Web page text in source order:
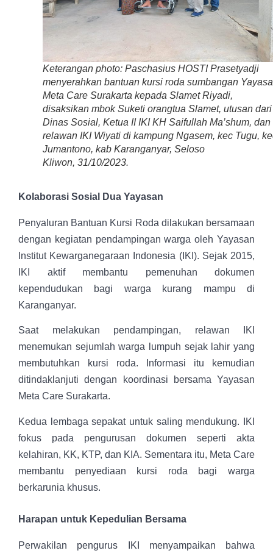
Keterangan photo: Paschasius HOSTI Prasetyadji
menyerahkan bantuan kursi roda sumbangan
Meta Care Surakarta kepada Slamet Riyadi,
disaksikan mbok Suketi orangtua Slamet, utusan dari
Dinas Sosial, Ketua II IKI KH Saifullah Ma’shum, dan
relawan IKI Wiyati di kampung Ngasem, kec Tugu,
Jumantono, kab Karanganyar, Seloso
Kliwon, 31/10/2023.
Kolaborasi Sosial Dua Yayasan
Penyaluran Bantuan Kursi Roda dilakukan bersamaan
dengan kegiatan pendampingan warga oleh Yayasan
Institut Kewarganegaraan Indonesia (IKI). Sejak 2015,
IKI aktif membantu pemenuhan dokumen
kependudukan bagi warga kurang mampu di
Karanganyar.
Saat melakukan pendampingan, relawan IKI
menemukan sejumlah warga lumpuh sejak lahir yang
membutuhkan kursi roda. Informasi itu kemudian
ditindaklanjuti dengan koordinasi bersama Yayasan
Meta Care Surakarta.
Kedua lembaga sepakat untuk saling mendukung. IKI
fokus pada pengurusan dokumen seperti akta
kelahiran, KK, KTP, dan KIA. Sementara itu, Meta Care
membantu penyediaan kursi roda bagi warga
berkarunia khusus.
Harapan untuk Kepedulian Bersama
Perwakilan pengurus IKI menyampaikan bahwa